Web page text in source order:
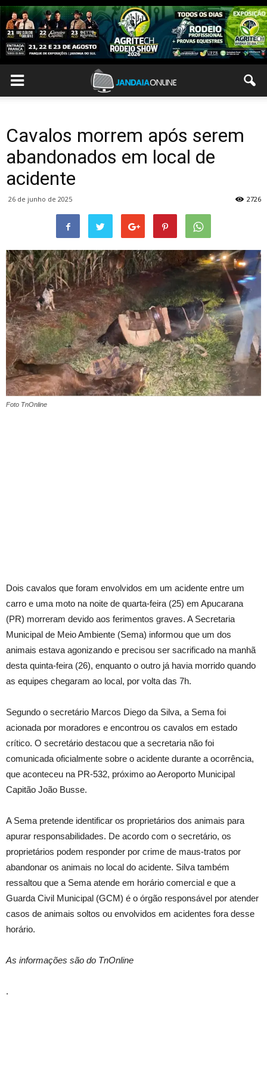
Cavalos morrem após serem
abandonados em local de
acidente
26 de junho de 2025 2726
Foto TnOnline
Dois cavalos que foram envolvidos em um acidente entre um
carro e uma moto na noite de quarta-feira (25) em Apucarana
(PR) morreram devido aos ferimentos graves. A Secretaria
Municipal de Meio Ambiente (Sema) informou que um dos
animais estava agonizando e precisou ser sacrificado na manhã
desta quinta-feira (26), enquanto o outro já havia morrido quando
as equipes chegaram ao local, por volta das 7h.
Segundo o secretário Marcos Diego da Silva, a Sema foi
acionada por moradores e encontrou os cavalos em estado
crítico. O secretário destacou que a secretaria não foi
comunicada oficialmente sobre o acidente durante a ocorrência,
que aconteceu na PR-532, próximo ao Aeroporto Municipal
Capitão João Busse.
A Sema pretende identificar os proprietários dos animais para
apurar responsabilidades. De acordo com o secretário, os
proprietários podem responder por crime de maus-tratos por
abandonar os animais no local do acidente. Silva também
ressaltou que a Sema atende em horário comercial e que a
Guarda Civil Municipal (GCM) é o órgão responsável por atender
casos de animais soltos ou envolvidos em acidentes fora desse
horário.
As informações são do TnOnline
.